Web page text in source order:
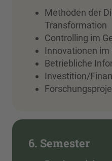
Methoden der
Transformation
Controlling im
Innovationen
Betriebliche
Investition/
6. Semester